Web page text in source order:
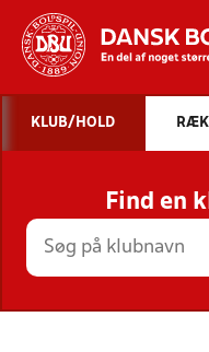
STILLINGER,
KLUB/HOLD
Find en